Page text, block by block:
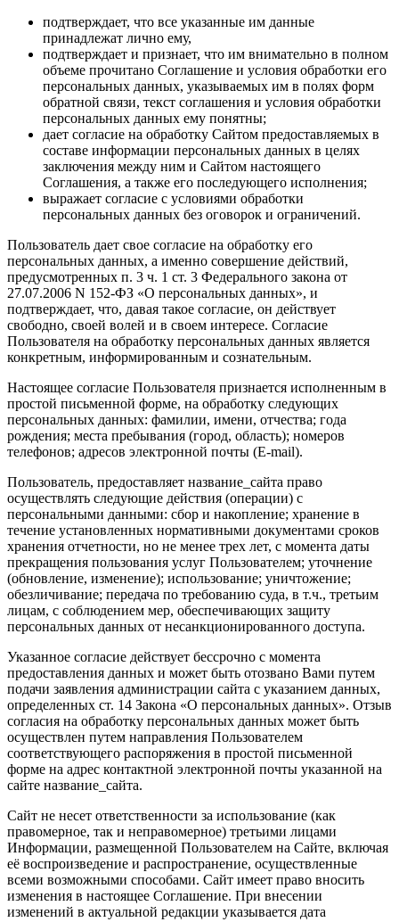
подтверждает, что все указанные им данные
принадлежат лично ему,
подтверждает и признает, что им внимательно в полном
объеме прочитано Соглашение и условия обработки его
персональных данных, указываемых им в полях форм
обратной связи, текст соглашения и условия обработки
персональных данных ему понятны;
дает согласие на обработку Сайтом предоставляемых в
составе информации персональных данных в целях
заключения между ним и Сайтом настоящего
Соглашения, а также его последующего исполнения;
выражает согласие с условиями обработки
персональных данных без оговорок и ограничений.
Пользователь дает свое согласие на обработку его
персональных данных, а именно совершение действий,
предусмотренных п. 3 ч. 1 ст. 3 Федерального закона от
27.07.2006 N 152-ФЗ «О персональных данных», и
подтверждает, что, давая такое согласие, он действует
свободно, своей волей и в своем интересе. Согласие
Пользователя на обработку персональных данных является
конкретным, информированным и сознательным.
Настоящее согласие Пользователя признается исполненным в
простой письменной форме, на обработку следующих
персональных данных: фамилии, имени, отчества; года
рождения; места пребывания (город, область); номеров
телефонов; адресов электронной почты (E-mail).
Пользователь, предоставляет название_сайта право
осуществлять следующие действия (операции) с
персональными данными: сбор и накопление; хранение в
течение установленных нормативными документами сроков
хранения отчетности, но не менее трех лет, с момента даты
прекращения пользования услуг Пользователем; уточнение
(обновление, изменение); использование; уничтожение;
обезличивание; передача по требованию суда, в т.ч., третьим
лицам, с соблюдением мер, обеспечивающих защиту
персональных данных от несанкционированного доступа.
Указанное согласие действует бессрочно с момента
предоставления данных и может быть отозвано Вами путем
подачи заявления администрации сайта с указанием данных,
определенных ст. 14 Закона «О персональных данных». Отзыв
согласия на обработку персональных данных может быть
осуществлен путем направления Пользователем
соответствующего распоряжения в простой письменной
форме на адрес контактной электронной почты указанной на
сайте название_сайта.
Сайт не несет ответственности за использование (как
правомерное, так и неправомерное) третьими лицами
Информации, размещенной Пользователем на Сайте, включая
её воспроизведение и распространение, осуществленные
всеми возможными способами. Сайт имеет право вносить
изменения в настоящее Соглашение. При внесении
изменений в актуальной редакции указывается дата